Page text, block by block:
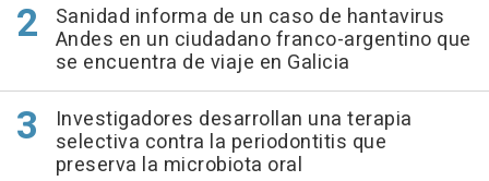
Sanidad informa de un caso de hantavirus
Andes en un ciudadano franco-argentino que
se encuentra de viaje en Galicia
Investigadores desarrollan una terapia
selectiva contra la periodontitis que
preserva la microbiota oral